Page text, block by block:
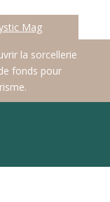
Mag
la sorcellerie
fonds pour